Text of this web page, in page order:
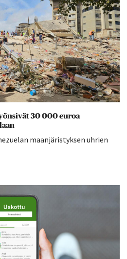
30 000 euroa
maanjäristyksen uhrien